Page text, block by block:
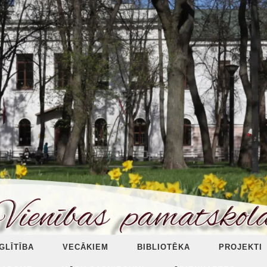
VECĀKIEM BIBLIOTĒKA PROJEKTI